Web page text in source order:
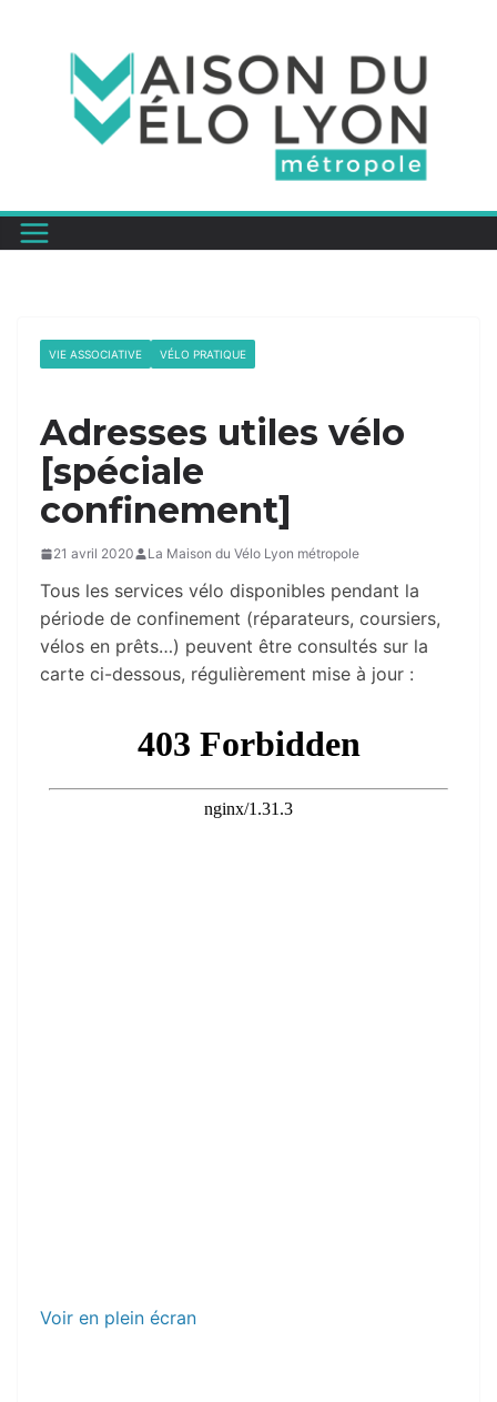
VIE ASSOCIATIVE VÉLO PRATIQUE
Adresses utiles vélo
[spéciale
confinement]
21 avril 2020 La Maison du Vélo Lyon métropole
Tous les services vélo disponibles pendant la
période de confinement (réparateurs, coursiers,
vélos en prêts…) peuvent être consultés sur la
carte ci-dessous, régulièrement mise à jour :
Voir en plein écran